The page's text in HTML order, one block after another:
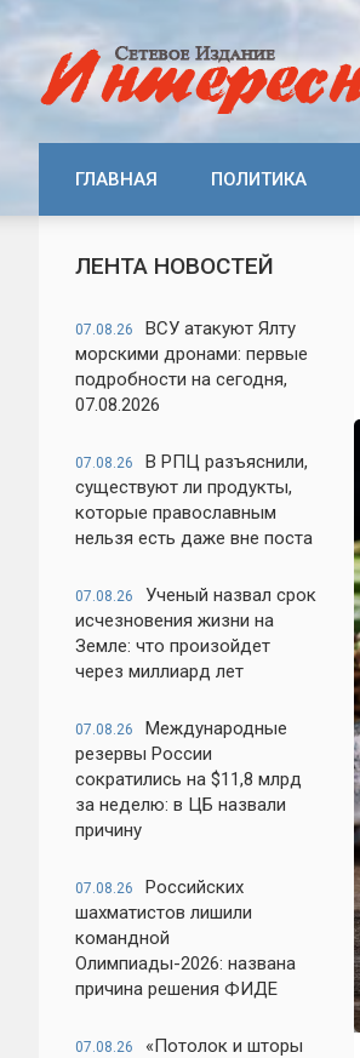
ГЛАВНАЯ ПОЛИТИКА
ЛЕНТА НОВОСТЕЙ
07.08.26
ВСУ атакуют Ялту
морскими дронами: первые
подробности на сегодня,
07.08.2026
07.08.26
В РПЦ разъяснили,
существуют ли продукты,
которые православным
нельзя есть даже вне поста
07.08.26
Ученый назвал срок
исчезновения жизни на
Земле: что произойдет
через миллиард лет
07.08.26
Международные
резервы России
сократились на $11,8 млрд
за неделю: в ЦБ назвали
причину
07.08.26
Российских
шахматистов лишили
командной
Олимпиады-2026: названа
причина решения ФИДЕ
07.08.26
«Потолок и шторы